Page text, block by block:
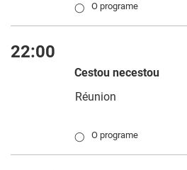
◯ O programe
22:00
Cestou necestou
Réunion
◯ O programe